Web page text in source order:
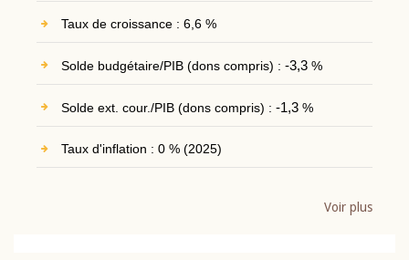
Taux de croissance : 6,6 %
Solde budgétaire/PIB (dons compris) : -3,3%
Solde ext. cour./PIB (dons compris) : -1,3%
Taux d'inflation : 0 % (2025)
Voir plus